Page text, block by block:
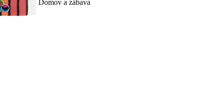
Domov a zábava